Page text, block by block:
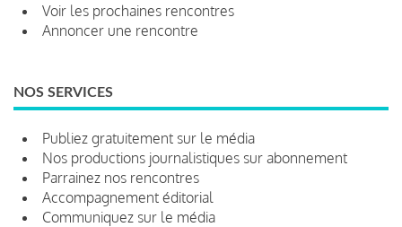
Voir les prochaines rencontres
Annoncer une rencontre
NOS SERVICES
Publiez gratuitement sur le média
Nos productions journalistiques sur abonnement
Parrainez nos rencontres
Accompagnement éditorial
Communiquez sur le média